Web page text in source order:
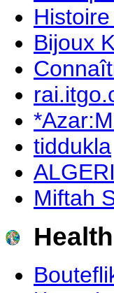
Bijoux
tiddukla
Miftah
Health